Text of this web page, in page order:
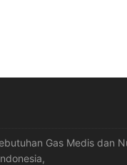
Gas Medis dan